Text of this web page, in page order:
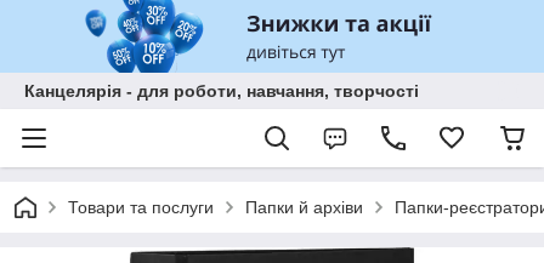
Канцелярія - для роботи, навчання, творчості
Товари та послуги Папки й архіви Папки-